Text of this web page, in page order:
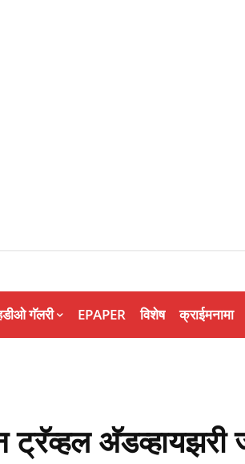
गॅलरी EPAPER विशेष क्राईमनामा
अ‍ॅडव्हायझरी